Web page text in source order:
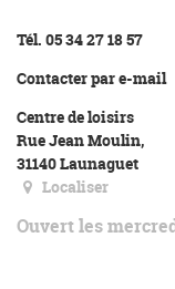
Tél. 05 34 27 18 57
Contacter par e-mail
Centre de loisirs
Rue Jean Moulin,
31140 Launaguet
Localiser
Ouvert les